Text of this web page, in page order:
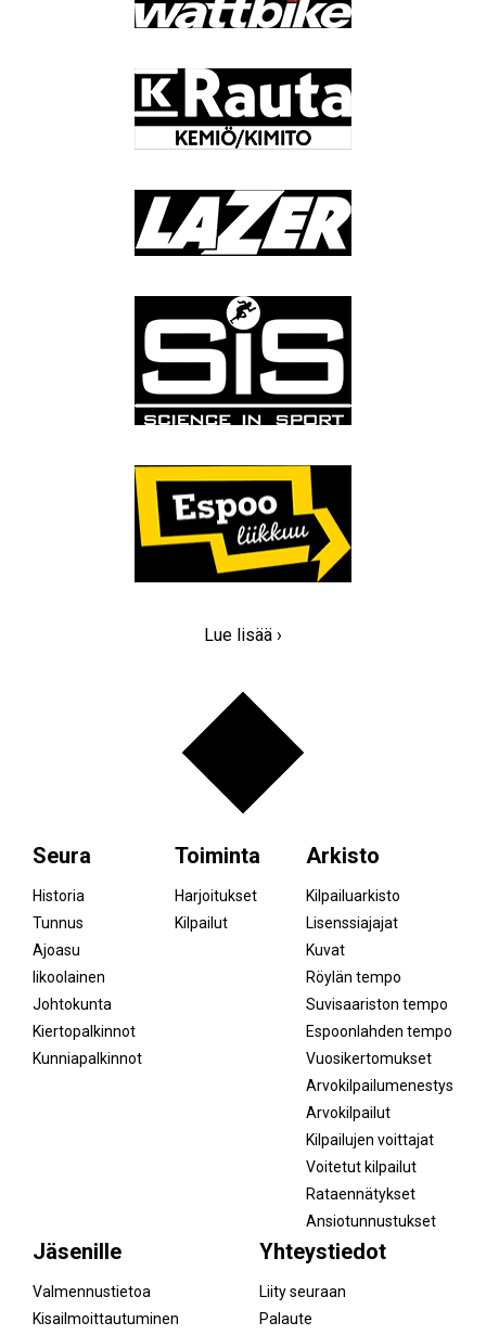
Lue lisää ›
Seura
Historia
Tunnus
Ajoasu
Iikoolainen
Johtokunta
Kiertopalkinnot
Kunniapalkinnot
Toiminta
Harjoitukset
Kilpailut
Arkisto
Kilpailuarkisto
Lisenssiajajat
Kuvat
Röylän tempo
Suvisaariston tempo
Espoonlahden tempo
Vuosikertomukset
Arvokilpailumenestys
Arvokilpailut
Kilpailujen voittajat
Voitetut kilpailut
Rataennätykset
Ansiotunnustukset
Jäsenille
Valmennustietoa
Kisailmoittautuminen
Yhteystiedot
Liity seuraan
Palaute